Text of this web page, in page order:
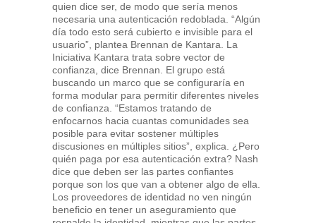
quien dice ser, de modo que sería menos
necesaria una autenticación redoblada. “Algún
día todo esto será cubierto e invisible para el
usuario”, plantea Brennan de Kantara. La
Iniciativa Kantara trata sobre vector de
confianza, dice Brennan. El grupo está
buscando un marco que se configuraría en
forma modular para permitir diferentes niveles
de confianza. “Estamos tratando de
enfocarnos hacia cuantas comunidades sea
posible para evitar sostener múltiples
discusiones en múltiples sitios”, explica. ¿Pero
quién paga por esa autenticación extra? Nash
dice que deben ser las partes confiantes
porque son los que van a obtener algo de ella.
Los proveedores de identidad no ven ningún
beneficio en tener un aseguramiento que